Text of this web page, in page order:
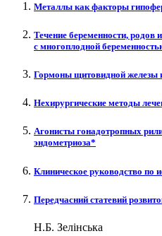
Металлы как факторы
Течение беременности, родов
с многоплодной
Гормоны щитовидной железы
Нехирургические методы
Агонисты гонадотропных
эндометриоза*
Клиническое руководство по
Передчасний статевий
Н.Б. Зелінська